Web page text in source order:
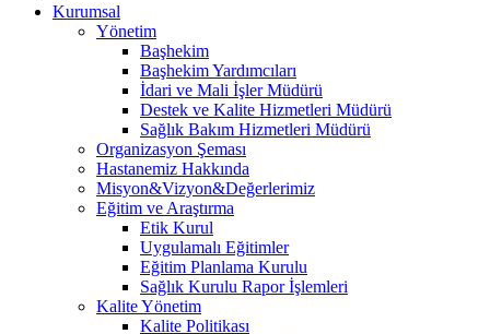
Kurumsal
Yönetim
Başhekim
Başhekim Yardımcıları
İdari ve Mali İşler Müdürü
Destek ve Kalite Hizmetleri Müdürü
Sağlık Bakım Hizmetleri Müdürü
Organizasyon Şeması
Hastanemiz Hakkında
Misyon&Vizyon&Değerlerimiz
Eğitim ve Araştırma
Etik Kurul
Uygulamalı Eğitimler
Eğitim Planlama Kurulu
Sağlık Kurulu Rapor İşlemleri
Kalite Yönetim
Kalite Politikası